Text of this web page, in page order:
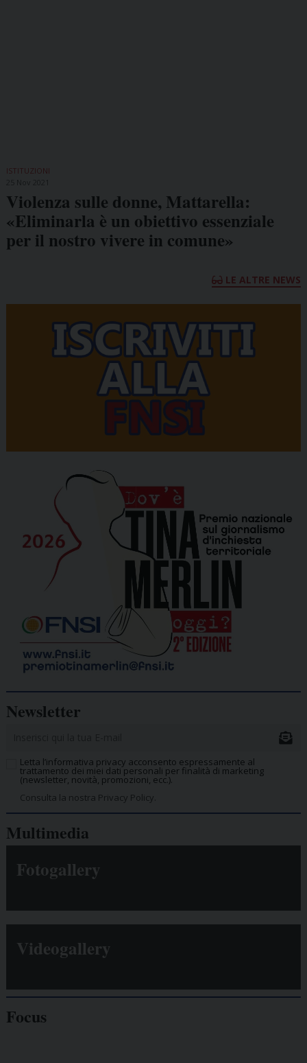
ISTITUZIONI
Violenza sulle donne, Mattarella:
«Eliminarla è un obiettivo essenziale
per il nostro vivere in comune»
LE ALTRE NEWS
Newsletter
Letta l’informativa privacy acconsento espressamente al
trattamento dei miei dati personali per finalità di marketing
(newsletter, novità, promozioni, ecc.).
Consulta la nostra Privacy Policy.
Multimedia
Fotogallery
Videogallery
Focus